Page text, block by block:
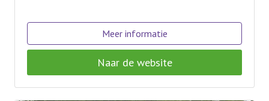
Meer informatie
Naar de website